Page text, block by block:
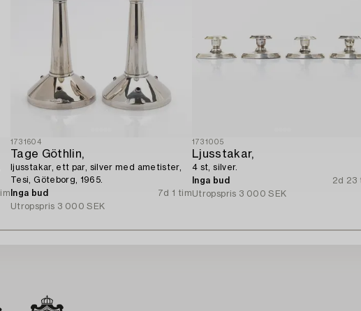
1731604
Tage Göthlin,
ljusstakar, ett par, silver med ametister,
Tesi, Göteborg, 1965.
Inga bud
7d 1 tim
Utropspris 3 000 SEK
1731005
Ljusstakar,
4 st, silver.
Inga bud
2d 23
Utropspris 3 000 SEK